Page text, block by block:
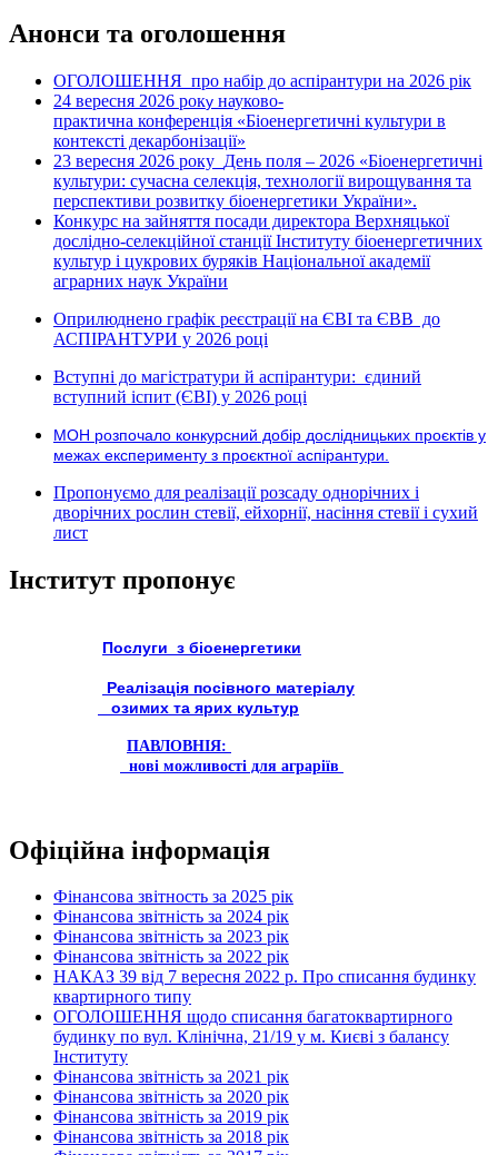
Анонси та оголошення
ОГОЛОШЕННЯ про набір до аспірантури на 2026 рік
24 вересня 2026 року науково-
практична конференція «Біоенергетичні культури в
контексті декарбонізації»
23 вересня 2026 року День поля – 2026 «Біоенергетичні
культури: сучасна селекція, технології вирощування та
перспективи розвитку біоенергетики України».
Конкурс на зайняття посади директора Верхняцької
дослідно-селекційної станції Інституту біоенергетичних
культур і цукрових буряків Національної академії
аграрних наук України
Оприлюднено графік реєстрації на ЄВІ та ЄВВ до
АСПІРАНТУРИ у 2026 році
Вступні до магістратури й аспірантури: єдиний
вступний іспит (ЄВІ) у 2026 році
МОН розпочало конкурсний добір дослідницьких проєктів у
межах експерименту з проєктної аспірантури.
Пропонуємо для реалізації розсаду однорічних і
дворічних рослин стевії, ейхорнії, насіння стевії і сухий
лист
Інститут пропонує
Послуги з біоенергетики
Реалізація посівного матеріалу
озимих та ярих культур
ПАВЛОВНІЯ:
нові можливості для аграріїв
Офіційна інформація
Фінансова звітность за 2025 рік
Фінансова звітність за 2024 рік
Фінансова звітність за 2023 рік
Фінансова звітність за 2022 рік
НАКАЗ 39 від 7 вересня 2022 р. Про списання будинку
квартирного типу
ОГОЛОШЕННЯ щодо списання багатоквартирного
будинку по вул. Клінічна, 21/19 у м. Києві з балансу
Інституту
Фінансова звітність за 2021 рік
Фінансова звітність за 2020 рік
Фінансова звітність за 2019 рік
Фінансова звітність за 2018 рік